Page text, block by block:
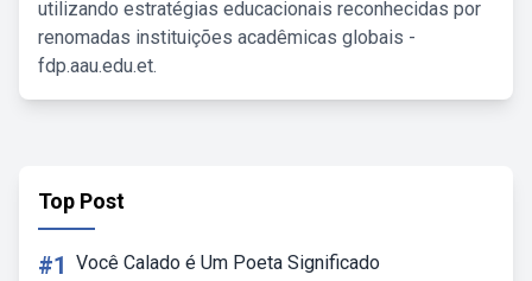
utilizando estratégias educacionais reconhecidas por
renomadas instituições acadêmicas globais -
fdp.aau.edu.et.
Top Post
#1 Você Calado é Um Poeta Significado